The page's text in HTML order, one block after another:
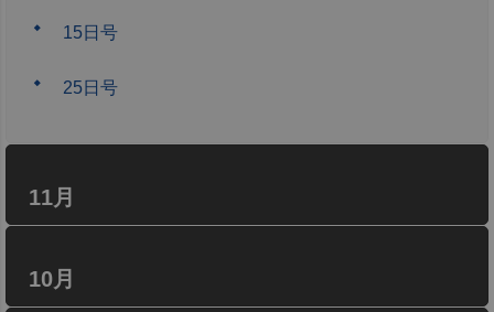
15日号
25日号
11月
10月